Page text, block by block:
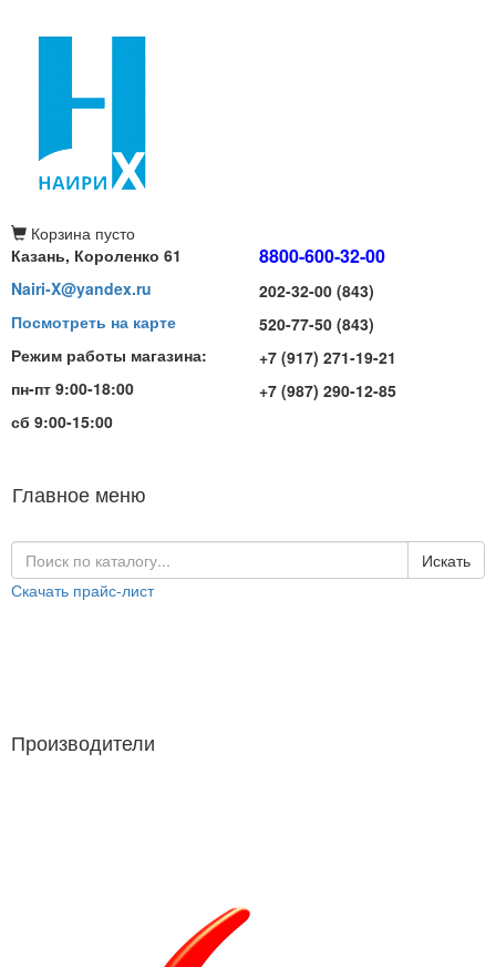
Корзина пусто
Казань, Короленко 61
Nairi-X@yandex.ru
Посмотреть на карте
Режим работы магазина:
пн-пт 9:00-18:00
сб 9:00-15:00
8800-600-32-00
202-32-00 (843)
520-77-50 (843)
+7 (917) 271-19-21
+7 (987) 290-12-85
Главное меню
Искать
Скачать прайс-лист
Производители